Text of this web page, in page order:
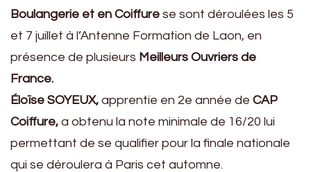
Boulangerie et en Coiffure se sont déroulées les 5
et 7 juillet à l’Antenne Formation de Laon, en
présence de plusieurs Meilleurs Ouvriers de
France.
Éloïse SOYEUX, apprentie en 2e année de CAP
Coiffure, a obtenu la note minimale de 16/20 lui
permettant de se qualifier pour la finale nationale
qui se déroulera à Paris cet automne.